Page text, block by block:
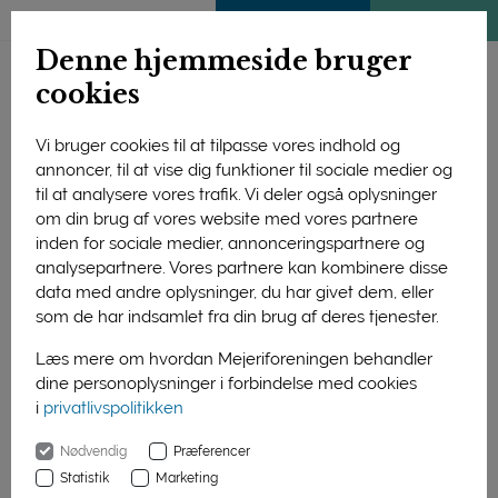
Denne hjemmeside bruger
cookies
Vi bruger cookies til at tilpasse vores indhold og
annoncer, til at vise dig funktioner til sociale medier og
til at analysere vores trafik. Vi deler også oplysninger
om din brug af vores website med vores partnere
inden for sociale medier, annonceringspartnere og
analysepartnere. Vores partnere kan kombinere disse
data med andre oplysninger, du har givet dem, eller
som de har indsamlet fra din brug af deres tjenester.
Læs mere om hvordan Mejeriforeningen behandler
dine personoplysninger i forbindelse med cookies
i privatlivspolitikken
Nødvendig
Præferencer
Statistik
Marketing
Åbent Landbrug sætter klimaet i højsædet